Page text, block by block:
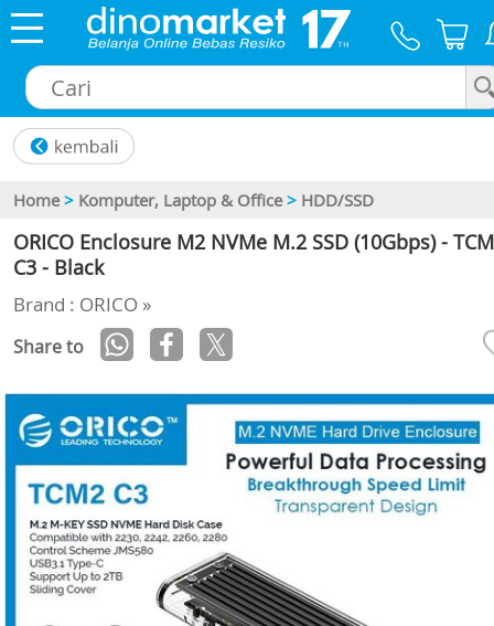
Home > Komputer, Laptop & Office > HDD/SSD
ORICO Enclosure M2 NVMe M.2 SSD (10Gbps) -
C3 - Black
Brand : ORICO »
Share to